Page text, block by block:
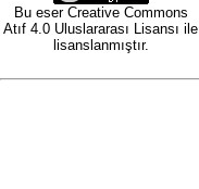
Bu eser Creative Commons
Atıf 4.0 Uluslararası Lisansı ile
lisanslanmıştır.